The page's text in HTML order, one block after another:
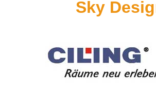
Sky